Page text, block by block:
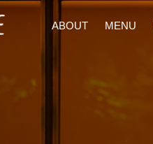
使した料理と相性バッチリ
ABOUT
MENU